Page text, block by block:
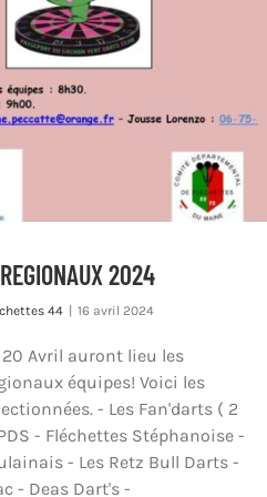
2024
44 16 avril 2024
20 Avril auront lieu les
équipes! Voici les
- Les Fan'darts ( 2
- Fléchettes Stéphanoise -
- Les Retz Bull Darts -
- Deas Dart's -